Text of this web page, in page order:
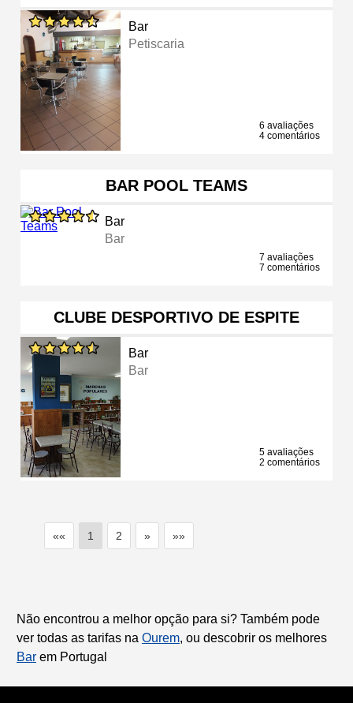
Bar
Petiscaria
6 avaliações
4 comentários
BAR POOL TEAMS
Bar
Bar
7 avaliações
7 comentários
CLUBE DESPORTIVO DE ESPITE
Bar
Bar
5 avaliações
2 comentários
«« 1 2 » »»
Não encontrou a melhor opção para si? Também pode
ver todas as tarifas na Ourem, ou descobrir os melhores
Bar em Portugal